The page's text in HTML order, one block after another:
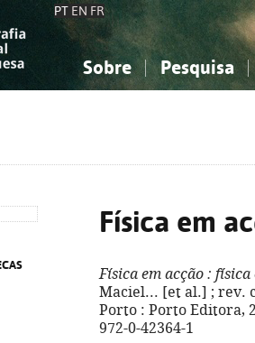
PT EN FR
Sobre Pesquisa
Física em
Física em acção : física
Maciel... [et al.] ; rev.
Porto : Porto Editora,
972-0-42364-1